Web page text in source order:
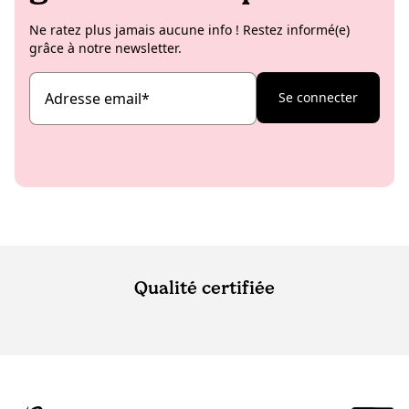
Ne ratez plus jamais aucune info ! Restez informé(e)
grâce à notre newsletter.
Adresse email* Se connecter
Qualité certifiée